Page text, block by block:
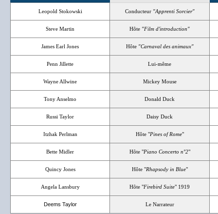
Leopold Stokowski Conducteur "Apprenti Sorcier"
Steve Martin Hôte "Film d'introduction"
James Earl Jones Hôte "Carnaval des animaux"
Penn Jillette Lui-même
Wayne Allwine Mickey Mouse
Tony Anselmo Donald Duck
Russi Taylor Daisy Duck
Itzhak Perlman Hôte "Pines of Rome"
Bette Midler Hôte "Piano Concerto n°2"
Quincy Jones Hôte "Rhapsody in Blue"
Angela Lansbury Hôte "Firebird Suite" 1919
Deems Taylor Le Narrateur